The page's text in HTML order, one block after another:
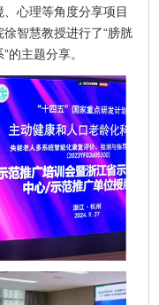
心理等角度分享项目
智慧教授进行了“膀胱
主题分享。